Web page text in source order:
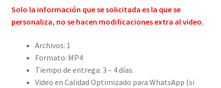
Solo la información que se solicitada es la que se
personaliza, no se hacen modificaciones extra al video.
Archivos: 1
Formato: MP4
Tiempo de entrega: 3 – 4 días.
Video en Calidad Optimizado para WhatsApp (si